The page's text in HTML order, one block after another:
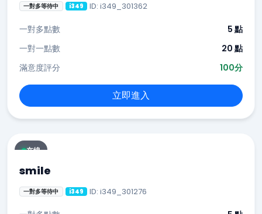
一對多等待中 i349 ID: i349_301362
一對多點數
5 點
一對一點數
20 點
滿意度評分
100分
立即進入
在線
smile
一對多等待中 i349 ID: i349_301276